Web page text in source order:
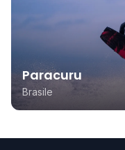
Paracuru
Brasile